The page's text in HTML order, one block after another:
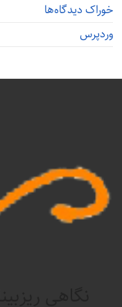
خوراک دیدگاه‌ها
وردپرس